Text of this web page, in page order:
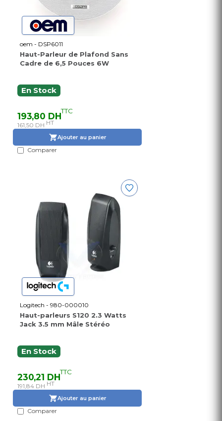
oem - DSP6011
Haut-Parleur de Plafond Sans
Cadre de 6,5 Pouces 6W
En Stock
193,80 DHTTC
161,50 DH HT
Ajouter au panier
Comparer
Logitech - 980-000010
Haut-parleurs S120 2.3 Watts
Jack 3.5 mm Mâle Stéréo
En Stock
230,21 DHTTC
191,84 DH HT
Ajouter au panier
Comparer